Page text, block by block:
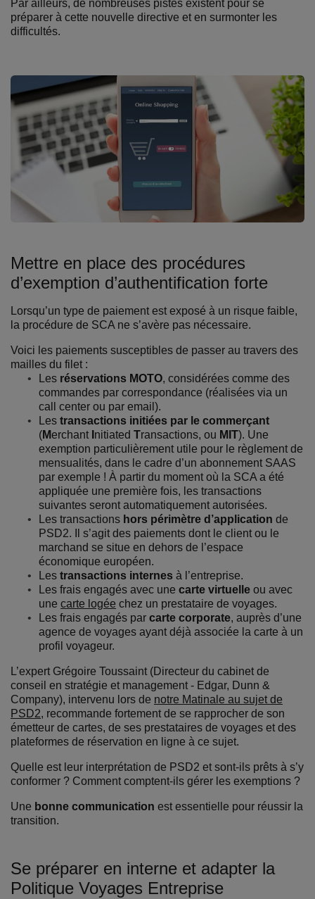
Par ailleurs, de nombreuses pistes existent pour se
préparer à cette nouvelle directive et en surmonter les
difficultés.
Mettre en place des procédures
d’exemption d’authentification forte
Lorsqu’un type de paiement est exposé à un risque faible,
la procédure de SCA ne s’avère pas nécessaire.
Voici les paiements susceptibles de passer au travers des
mailles du filet :
Les réservations MOTO, considérées comme des
commandes par correspondance (réalisées via un
call center ou par email).
Les transactions initiées par le commerçant
(Merchant nitiated Transactions, ou MIT). Une
exemption particulièrement utile pour le règlement de
mensualités, dans le cadre d’un abonnement SAAS
par exemple ! À partir du moment où la SCA a été
appliquée une première fois, les transactions
suivantes seront automatiquement autorisées.
Les transactions hors périmètre d’application de
PSD2. Il s’agit des paiements dont le client ou le
marchand se situe en dehors de l’espace
économique européen.
Les transactions internes à l’entreprise.
Les frais engagés avec une carte virtuelle ou avec
une carte logée chez un prestataire de voyages.
Les frais engagés par carte corporate, auprès d’une
agence de voyages ayant déjà associée la carte à un
profil voyageur.
L’expert Grégoire Toussaint (Directeur du cabinet de
conseil en stratégie et management - Edgar, Dunn &
Company), intervenu lors de notre Matinale au sujet de
PSD2, recommande fortement de se rapprocher de son
émetteur de cartes, de ses prestataires de voyages et des
plateformes de réservation en ligne à ce sujet.
Quelle est leur interprétation de PSD2 et sont-ils prêts à s’y
conformer ? Comment comptent-ils gérer les exemptions ?
Une bonne communication est essentielle pour réussir la
transition.
Se préparer en interne et adapter la
Politique Voyages Entreprise